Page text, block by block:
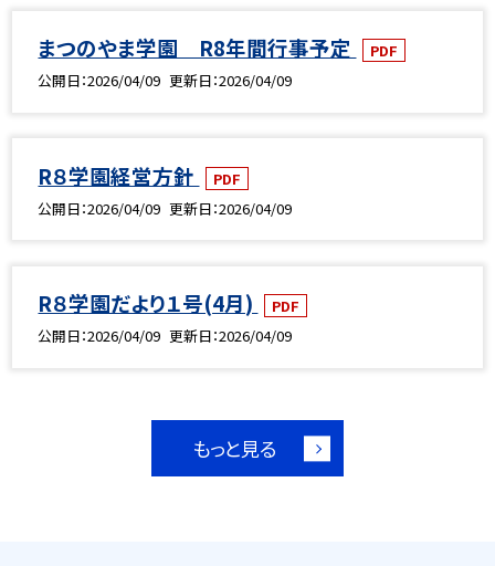
まつのやま学園 R8年間行事予定
PDF
公開日 2026/04/09 更新日 2026/04/09
R８学園経営方針
PDF
公開日 2026/04/09 更新日 2026/04/09
R８学園だより１号(4月)
PDF
公開日 2026/04/09 更新日 2026/04/09
もっと見る